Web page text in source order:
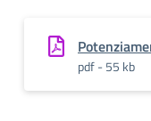
pdf - 55 kb